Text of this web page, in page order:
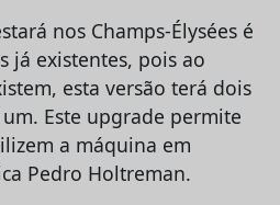
nos Champs-Élysées é
já existentes, pois ao
esta versão terá dois
Este upgrade permite
a máquina em
Pedro Holtreman.